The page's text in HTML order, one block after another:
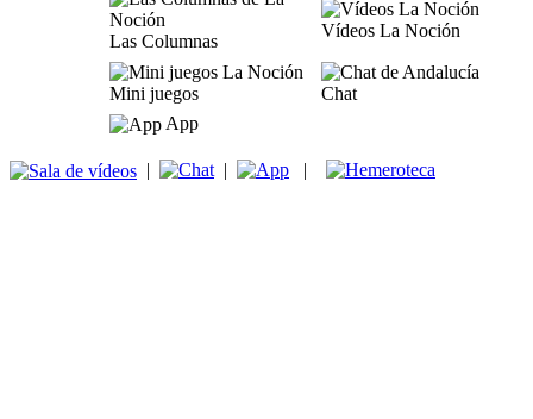
Las Columnas
Vídeos La Noción
Mini juegos
Chat
App
| | |